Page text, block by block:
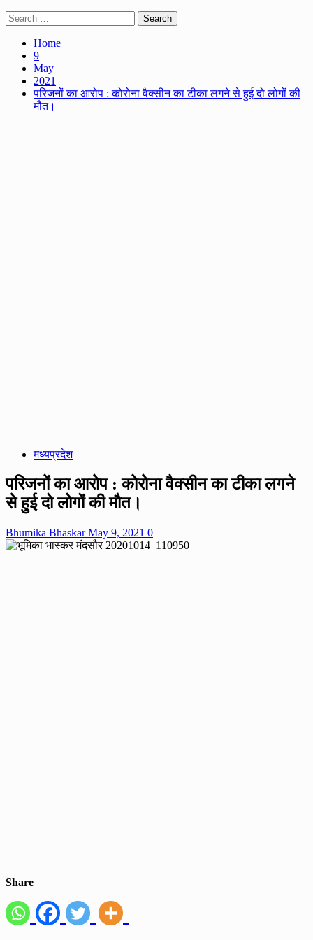
Search
for:
Home
9
May
2021
परिजनों का आरोप : कोरोना वैक्सीन का टीका लगने से हुई दो लोगों की
मौत।
मध्यप्रदेश
परिजनों का आरोप : कोरोना वैक्सीन का टीका लगने
से हुई दो लोगों की मौत।
Bhumika BhaskarMay 9, 2021 0
Share